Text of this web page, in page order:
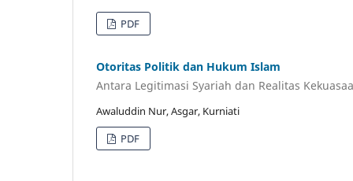
PDF
Otoritas Politik dan Hukum Islam
Antara Legitimasi Syariah dan Realitas
Awaluddin Nur, Asgar, Kurniati
PDF